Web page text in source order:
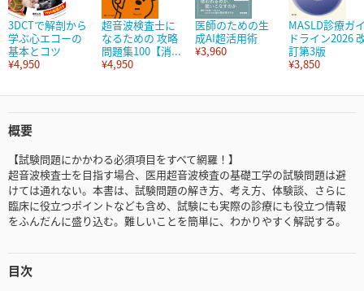
3DCTで解剖から
学ぶ心エコーの
基本とコツ
¥4,950
超音波検査士に
なるための 攻略
問題集100【消...
¥4,950
医師のための生
成AI超活用術
¥3,960
MASLD診療ガ
ドライン2026
訂第3版
¥3,850
概要
【試験問題にかかわる必須項目をすべて網羅！】
超音波検査士を目指す場合、医用超音波検査の基礎工学の試験問題は避
けては通れない。本書は、試験問題の解き方、考え方、体験談、さらに
臨床に役立つポイントなども含め、試験にも実際の診療にも役立つ情報
をふんだんに盛り込む。難しいことを簡単に、わかりやすく解説する。
目次